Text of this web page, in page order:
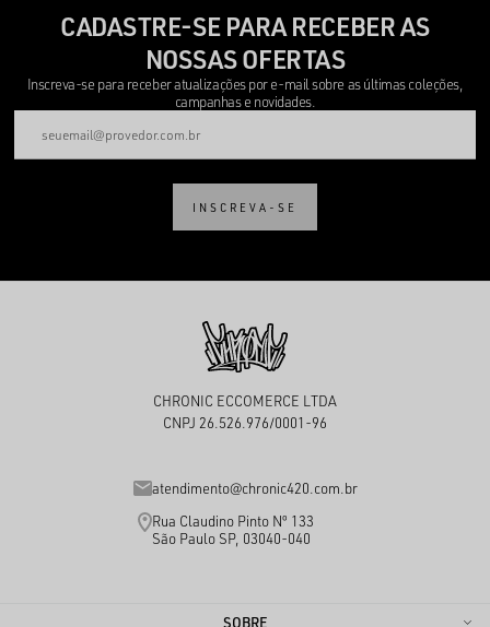
CADASTRE-SE PARA RECEBER AS
NOSSAS OFERTAS
Inscreva-se para receber atualizações por e-mail sobre as últimas coleções,
campanhas e novidades.
INSCREVA-SE
CHRONIC ECCOMERCE LTDA
CNPJ 26.526.976/0001-96
atendimento@chronic420.com.br
Rua Claudino Pinto Nº 133
São Paulo SP, 03040-040
SOBRE